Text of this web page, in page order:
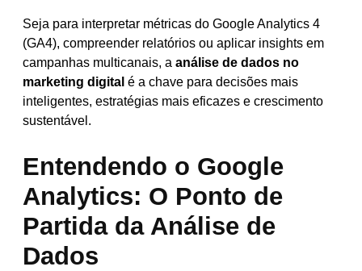
Seja para interpretar métricas do Google Analytics 4
(GA4), compreender relatórios ou aplicar insights em
campanhas multicanais, a análise de dados no
marketing digital é a chave para decisões mais
inteligentes, estratégias mais eficazes e crescimento
sustentável.
Entendendo o Google
Analytics: O Ponto de
Partida da Análise de
Dados